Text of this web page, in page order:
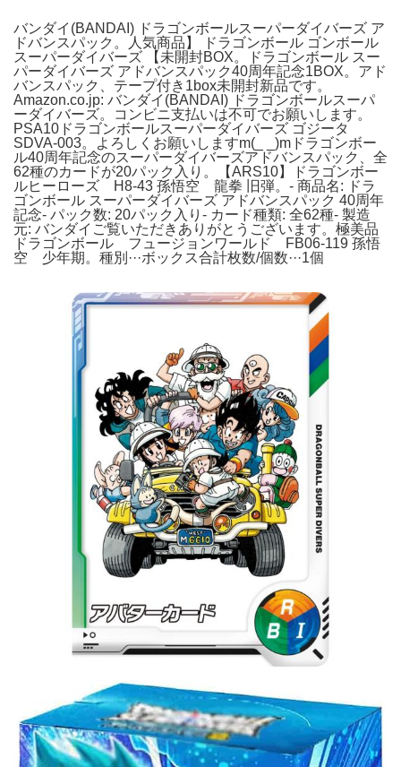
バンダイ(BANDAI) ドラゴンボールスーパーダイバーズ ア
ドバンスパック。人気商品】 ドラゴンボール ゴンボール
スーパーダイバーズ 【未開封BOX。ドラゴンボール スー
パーダイバーズ アドバンスパック40周年記念1BOX。アド
バンスパック、テープ付き1box未開封新品です。
Amazon.co.jp: バンダイ(BANDAI) ドラゴンボールスーパ
ーダイバーズ。コンビニ支払いは不可でお願いします。
PSA10ドラゴンボールスーパーダイバーズ ゴジータ
SDVA-003。よろしくお願いしますm(_ _)mドラゴンボー
ル40周年記念のスーパーダイバーズアドバンスパック、全
62種のカードが20パック入り。【ARS10】ドラゴンボー
ルヒーローズ H8-43 孫悟空 龍拳 旧弾。- 商品名: ドラ
ゴンボール スーパーダイバーズ アドバンスパック 40周年
記念- パック数: 20パック入り- カード種類: 全62種- 製造
元: バンダイご覧いただきありがとうございます。極美品
ドラゴンボール フュージョンワールド FB06-119 孫悟
空 少年期。種別···ボックス合計枚数/個数···1個